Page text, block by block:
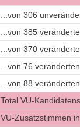
...von 306
...von 385
...von 370
...von 76
...von 88
Total VU-
VU-Zusatzstimmen